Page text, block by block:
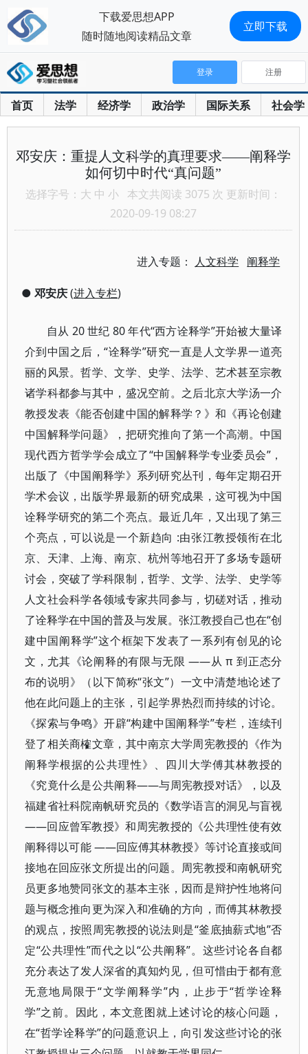
首页 法学 经济学 政治学 国际关系 社会学
登录 注册
邓安庆：重提人文科学的真理要求——阐释学
如何切中时代“真问题”
选择字号： 大 中 小 本文共阅读 3075 次 更新时间：
2020-09-19 08:27
进入专题： 人文科学 阐释学
● 邓安庆(进入专栏)
自从 20 世纪 80 年代“西方诠释学”开始被大量译
介到中国之后，“诠释学”研究一直是人文学界一道亮
丽的风景。哲学、文学、史学、法学、艺术甚至宗教
诸学科都参与其中，盛况空前。之后北京大学汤一介
教授发表《能否创建中国的解释学？》和《再论创建
中国解释学问题》，把研究推向了第一个高潮。中国
现代西方哲学学会成立了“中国解释学专业委员会”，
出版了《中国阐释学》系列研究丛刊，每年定期召开
学术会议，出版学界最新的研究成果，这可视为中国
诠释学研究的第二个亮点。最近几年，又出现了第三
个亮点，可以说是一个新趋向 :由张江教授领衔在北
京、天津、上海、南京、杭州等地召开了多场专题研
讨会，突破了学科限制，哲学、文学、法学、史学等
人文社会科学各领域专家共同参与，切磋对话，推动
了诠释学在中国的普及与发展。张江教授自己也在“创
建中国阐释学”这个框架下发表了一系列有创见的论
文，尤其《论阐释的有限与无限 ——从 π 到正态分
布的说明》（以下简称“张文”）一文中清楚地论述了
他在此问题上的主张，引起学界热烈而持续的讨论。
《探索与争鸣》开辟“构建中国阐释学”专栏，连续刊
登了相关商榷文章，其中南京大学周宪教授的《作为
阐释学根据的公共理性》、四川大学傅其林教授的
《究竟什么是公共阐释——与周宪教授对话》，以及
福建省社科院南帆研究员的《数学语言的洞见与盲视
——回应曾军教授》和周宪教授的《公共理性使有效
阐释得以可能 ——回应傅其林教授》等讨论直接或间
接地在回应张文所提出的问题。周宪教授和南帆研究
员更多地赞同张文的基本主张，因而是辩护性地将问
题与概念推向更为深入和准确的方向，而傅其林教授
的观点，按照周宪教授的说法则是“釜底抽薪式地”否
定“公共理性”而代之以“公共阐释”。这些讨论各自都
充分表达了发人深省的真知灼见，但可惜由于都有意
无意地局限于“文学阐释学”内，止步于“哲学诠释
学”之前。因此，本文意图就上述讨论的核心问题，
在“哲学诠释学”的问题意识上，向引发这些讨论的张
下载爱思想APP
随时随地阅读精品文章
立即下载